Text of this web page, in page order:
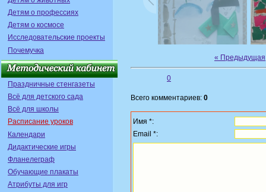
Детям о профессиях
Детям о космосе
Исследовательские проекты
Почемучка
Праздничные стенгазеты
Всё для детского сада
Всё для школы
Расписание уроков
Календари
Дидактические игры
Фланелеграф
Обучающие плакаты
Атрибуты для игр
« Предыдущая
0
Всего комментариев: 0
Имя *:
Email *: